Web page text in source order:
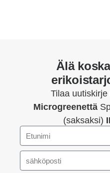
Älä
Tilaa
Microgreenettä
(saksaksi)